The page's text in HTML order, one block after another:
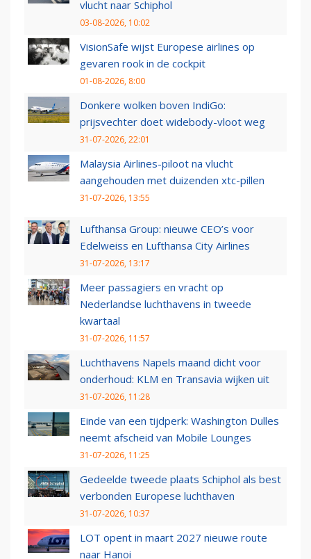
vlucht naar Schiphol
03-08-2026, 10:02
VisionSafe wijst Europese airlines op
gevaren rook in de cockpit
01-08-2026, 8:00
Donkere wolken boven IndiGo:
prijsvechter doet widebody-vloot weg
31-07-2026, 22:01
Malaysia Airlines-piloot na vlucht
aangehouden met duizenden xtc-pillen
31-07-2026, 13:55
Lufthansa Group: nieuwe CEO’s voor
Edelweiss en Lufthansa City Airlines
31-07-2026, 13:17
Meer passagiers en vracht op
Nederlandse luchthavens in tweede
kwartaal
31-07-2026, 11:57
Luchthavens Napels maand dicht voor
onderhoud: KLM en Transavia wijken uit
31-07-2026, 11:28
Einde van een tijdperk: Washington Dulles
neemt afscheid van Mobile Lounges
31-07-2026, 11:25
Gedeelde tweede plaats Schiphol als best
verbonden Europese luchthaven
31-07-2026, 10:37
LOT opent in maart 2027 nieuwe route
naar Hanoi